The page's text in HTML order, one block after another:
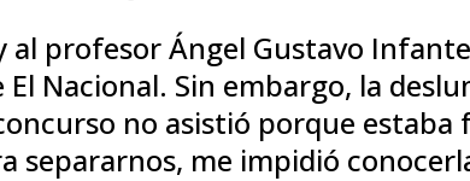
al profesor Ángel Gustavo
El Nacional. Sin embargo, la
no asistió porque estaba
separarnos, me impidió